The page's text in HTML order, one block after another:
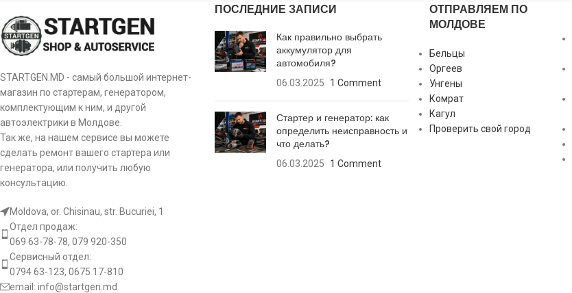
STARTGEN.MD - самый большой интернет-
магазин по стартерам, генератором,
комплектующим к ним, и другой
автоэлектрики в Молдове.
Так же, на нашем сервисе вы можете
сделать ремонт вашего стартера или
генератора, или получить любую
консультацию.
Moldova, or. Chisinau, str. Bucuriei, 1
Отдел продаж:
069 63-78-78, 079 920-350
Сервисный отдел:
0794 63-123, 0675 17-810
email: info@startgen.md
ПОСЛЕДНИЕ ЗАПИСИ
Как правильно выбрать
аккумулятор для
автомобиля?
06.03.2025 1 Comment
Стартер и генератор: как
определить неисправность и
что делать?
06.03.2025 1 Comment
ОТПРАВЛЯЕМ ПО
МОЛДОВЕ
Бельцы
Оргеев
Унгены
Комрат
Кагул
Проверить свой город